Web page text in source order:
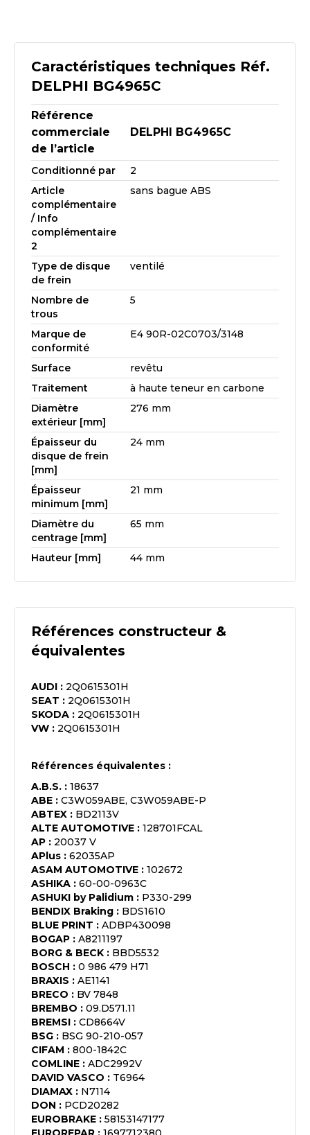
Caractéristiques techniques Réf.
DELPHI BG4965C
Référence
commerciale
de l’article
DELPHI BG4965C
Conditionné par
2
Article
complémentaire
/ Info
complémentaire
2
sans bague ABS
Type de disque
de frein
ventilé
Nombre de
trous
5
Marque de
conformité
E4 90R-02C0703/3148
Surface
revêtu
Traitement
à haute teneur en carbone
Diamètre
extérieur [mm]
276 mm
Épaisseur du
disque de frein
[mm]
24 mm
Épaisseur
minimum [mm]
21 mm
Diamètre du
centrage [mm]
65 mm
Hauteur [mm] 44 mm
Références constructeur &
équivalentes
AUDI : 2Q0615301H
SEAT : 2Q0615301H
SKODA : 2Q0615301H
VW : 2Q0615301H
Références équivalentes :
A.B.S. : 18637
ABE : C3W059ABE, C3W059ABE-P
ABTEX : BD2113V
ALTE AUTOMOTIVE : 128701FCAL
AP : 20037 V
APlus : 62035AP
ASAM AUTOMOTIVE : 102672
ASHIKA : 60-00-0963C
ASHUKI by Palidium : P330-299
BENDIX Braking : BDS1610
BLUE PRINT : ADBP430098
BOGAP : A8211197
BORG & BECK : BBD5532
BOSCH : 0 986 479 H71
BRAXIS : AE1141
BRECO : BV 7848
BREMBO : 09.D571.11
BREMSI : CD8664V
BSG : BSG 90-210-057
CIFAM : 800-1842C
COMLINE : ADC2992V
DAVID VASCO : T6964
DIAMAX : N7114
DON : PCD20282
EUROBRAKE : 58153147177